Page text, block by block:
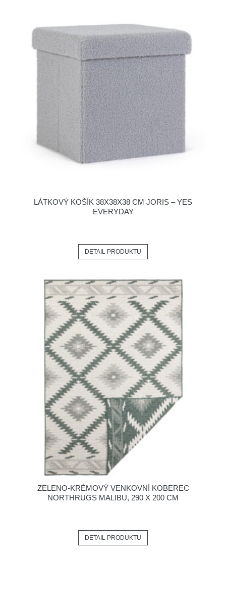
LÁTKOVÝ KOŠÍK 38X38X38 CM JORIS – YES
EVERYDAY
DETAIL PRODUKTU
ZELENO-KRÉMOVÝ VENKOVNÍ KOBEREC
NORTHRUGS MALIBU, 290 X 200 CM
DETAIL PRODUKTU